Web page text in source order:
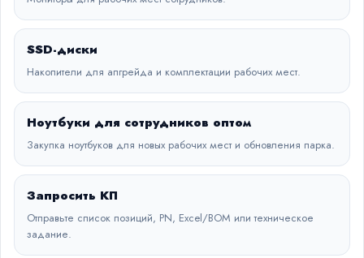
SSD-диски
Накопители для апгрейда и комплектации рабочих мест.
Ноутбуки для сотрудников оптом
Закупка ноутбуков для новых рабочих мест и обновления парка.
Запросить КП
Отправьте список позиций, PN, Excel/BOM или техническое
задание.